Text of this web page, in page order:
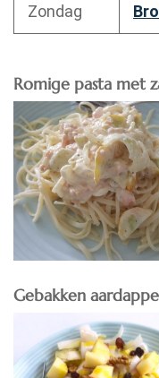
Zondag
Romige pasta met
Gebakken